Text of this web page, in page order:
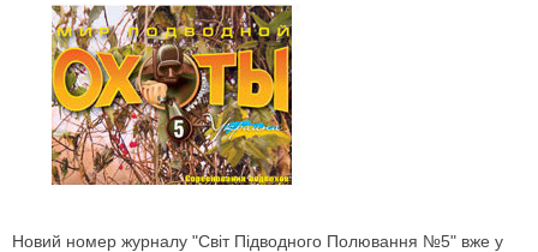
Новий номер журналу "Світ Підводного Полювання №5" вже у